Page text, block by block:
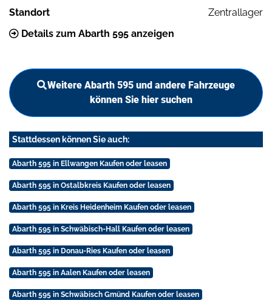
Standort
Zentrallager
Details zum Abarth 595 anzeigen
Weitere Abarth 595 und andere Fahrzeuge
können Sie hier suchen
Stattdessen können Sie auch:
Abarth 595 in Ellwangen Kaufen oder leasen
Abarth 595 in Ostalbkreis Kaufen oder leasen
Abarth 595 in Kreis Heidenheim Kaufen oder leasen
Abarth 595 in Schwäbisch-Hall Kaufen oder leasen
Abarth 595 in Donau-Ries Kaufen oder leasen
Abarth 595 in Aalen Kaufen oder leasen
Abarth 595 in Schwäbisch Gmünd Kaufen oder leasen